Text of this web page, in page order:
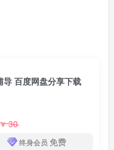
百度网盘分享下载
￥30
终身会员 免费